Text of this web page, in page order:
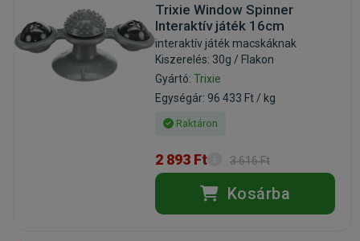
Trixie Window Spinner
Interaktív játék 16cm
interaktív játék macskáknak
Kiszerelés: 30g / Flakon
Gyártó: Trixie
Egységár: 96 433 Ft / kg
Raktáron
2 893 Ft 3 616 Ft
Kosárba